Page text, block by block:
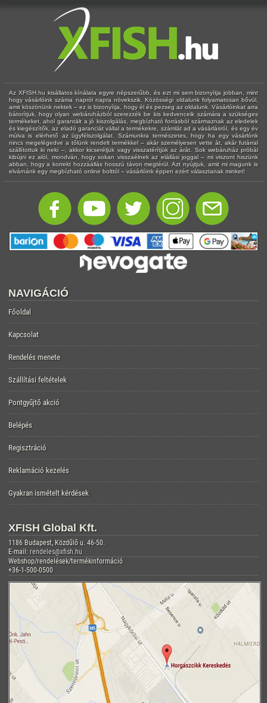
Az XFISH.hu kisállatos kínálata egyre népszerűbb, és ezt mi sem bizonyítja jobban, mint
hogy vásárlóink száma napról napra növekszik. Közösségi oldalunk folyamatosan bővül,
amit köszönünk nektek – ez is bizonyítja, hogy él és pezseg az oldalunk. Vásárlóinkat arra
bátorítjuk, hogy olyan webáruházból szerezzék be kis kedvenceik számára a szükséges
termékeket, ahol garantált a jó kiszolgálás, megbízható forrásból származnak az eledelek
és kiegészítők, az eladó garanciát vállal a termékekre, számlát ad a vásárlásról, és egy év
múlva is elérhető az ügyfélszolgálat. Számunkra természetes, hogy ha egy vásárlónk
nincs megelégedve a tőlünk rendelt termékkel – akár személyesen vette át, akár futárral
szállítottuk ki neki –, akkor kicseréljük vagy visszatérítjük az árát. Sok webáruház próbál
kibújni ez alól, mondván, hogy sokan visszaélnek az elállási joggal – mi viszont hiszünk
abban, hogy a korrekt hozzáállás hosszú távon megtérül. Azt nyújtjuk, amit mi magunk is
elvárnánk egy megbízható online bolttól – vásárlóink éppen ezért választanak minket!
NAVIGÁCIÓ
Főoldal
Kapcsolat
Rendelés menete
Szállítási feltételek
Pontgyűjtő akció
Belépés
Regisztráció
Reklamáció kezelés
Gyakran ismételt kérdések
XFISH Global Kft.
1186 Budapest, Közdűlő u. 46-50.
E-mail: rendeles@xfish.hu
Webshop/rendelések/termékinformáció
+36-1-500-0500